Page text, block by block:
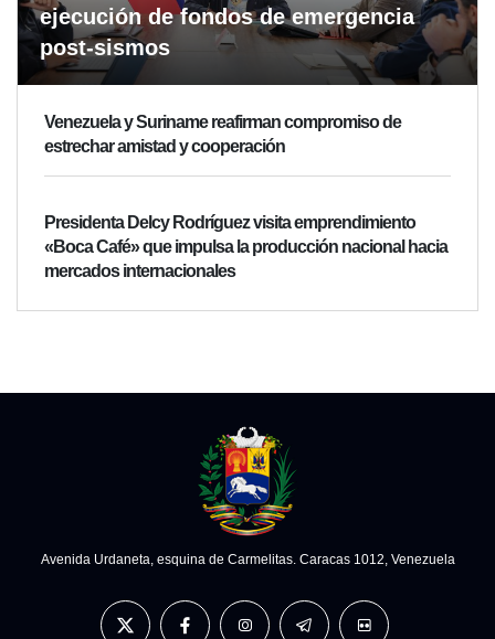
ejecución de fondos de emergencia
post-sismos
Venezuela y Suriname reafirman compromiso de
estrechar amistad y cooperación
Presidenta Delcy Rodríguez visita emprendimiento
«Boca Café» que impulsa la producción nacional hacia
mercados internacionales
Avenida Urdaneta, esquina de Carmelitas. Caracas 1012, Venezuela